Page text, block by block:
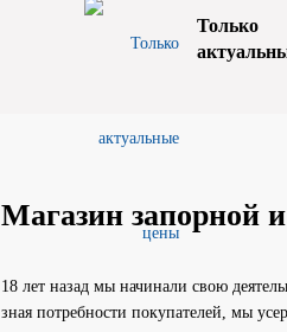
Только
Магазин запорной
18 лет назад мы начинали свою
зная потребности покупателей, мы